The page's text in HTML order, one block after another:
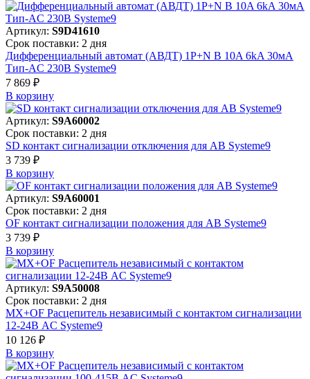
Артикул: S9D41610
Срок поставки: 2 дня
Дифференциальный автомат (АВДТ) 1P+N B 10A 6kA 30мА
Тип-AC 230В Systeme9
7 869 ₽
В корзинy
Артикул: S9A60002
Срок поставки: 2 дня
SD контакт сигнализации отключения для АВ Systeme9
3 739 ₽
В корзинy
Артикул: S9A60001
Срок поставки: 2 дня
OF контакт сигнализации положения для АВ Systeme9
3 739 ₽
В корзинy
Артикул: S9A50008
Срок поставки: 2 дня
MX+OF Расцепитель независимый с контактом сигнализации
12-24В AC Systeme9
10 126 ₽
В корзинy